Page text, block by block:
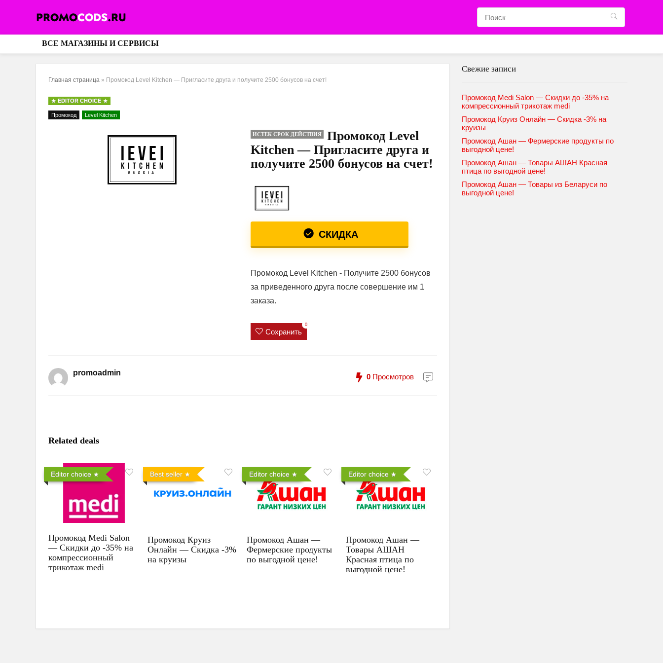
ВСЕ МАГАЗИНЫ И СЕРВИСЫ
Главная страница » Промокод Level Kitchen — Пригласите друга и получите 2500 бонусов на счет!
EDITOR CHOICE
Промокод Level Kitchen
ИСТЕК СРОК ДЕЙСТВИЯ
Промокод Level
Kitchen — Пригласите друга и
получите 2500 бонусов на счет!
СКИДКА
Промокод Level Kitchen - Получите 2500 бонусов
за приведенного друга после совершение им 1
заказа.
Сохранить
0
promoadmin 0 Просмотров
Related deals
Editor choice
Промокод Medi Salon
— Скидки до -35% на
компрессионный
трикотаж medi
Best seller
Промокод Круиз
Онлайн — Скидка -3%
на круизы
Editor choice
Промокод Ашан —
Фермерские продукты
по выгодной цене!
Editor choice
Промокод Ашан —
Товары АШАН
Красная птица по
выгодной цене!
Свежие записи
Промокод Medi Salon — Скидки до -35% на
компрессионный трикотаж medi
Промокод Круиз Онлайн — Скидка -3% на
круизы
Промокод Ашан — Фермерские продукты по
выгодной цене!
Промокод Ашан — Товары АШАН Красная
птица по выгодной цене!
Промокод Ашан — Товары из Беларуси по
выгодной цене!